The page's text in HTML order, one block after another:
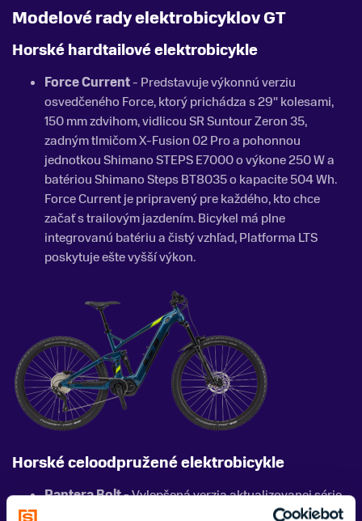
Modelové rady elektrobicyklov GT
Horské hardtailové elektrobicykle
Force Current- Predstavuje výkonnú verziu
osvedčeného Force, ktorý prichádza s 29" kolesami,
150 mm zdvihom, vidlicou SR Suntour Zeron 35,
zadným tlmičom X-Fusion 02 Pro a pohonnou
jednotkou Shimano STEPS E7000 o výkone 250 W a
batériou Shimano Steps BT8035 o kapacite 504 Wh.
Force Current je pripravený pre každého, kto chce
začať s trailovým jazdením. Bicykel má plne
integrovanú batériu a čistý vzhľad, Platforma LTS
poskytuje ešte vyšší výkon.
Horské celoodpružené elektrobicykle
Pantera Bolt -Vylepšená verzia aktualizovanej série.
Vyskúšajte svetoznámy 12 rýchlostný pohon Sram SX